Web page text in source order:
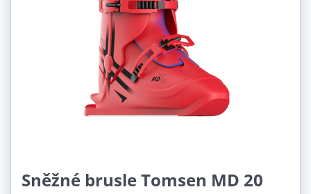
Sněžné brusle Tomsen MD 20